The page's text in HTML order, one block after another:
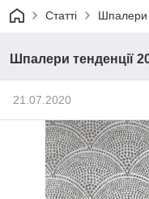
Статті Шпалери
Шпалери тенденції
21.07.2020